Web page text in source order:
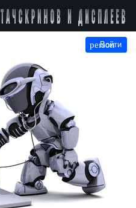
person
Войти